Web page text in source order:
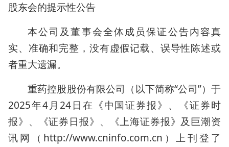
股东会的提示性公告
本公司及董事会全体成员保证公告内容真
实、准确和完整，没有虚假记载、误导性陈述或
者重大遗漏。
重药控股股份有限公司（以下简称“公司”）于
2025年4月24日在《中国证券报》、《证券时
报》、《证券日报》、《上海证券报》及巨潮资
讯网（http://www.cninfo.com.cn）上刊登了